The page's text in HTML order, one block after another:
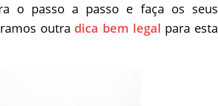
o passo a passo e faça os seus
outra dica bem legal para esta